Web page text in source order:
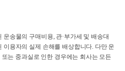
송물의 구매비용, 관·부가세 및 배송대
용자의 실제 손해를 배상합니다. 다만 운
는 중과실로 인한 경우에는 회사는 모든